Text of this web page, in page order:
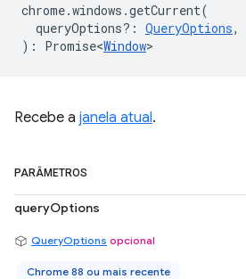
chrome.windows .getCurrent(
queryOptions? : QueryOptions,
) : Promise<Window>
Recebe a janela atual.
PARÂMETROS
queryOptions
QueryOptions opcional
Chrome 88 ou mais recente